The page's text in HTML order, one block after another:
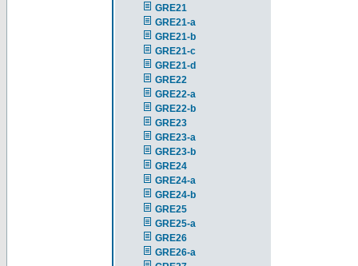
GRE21
GRE21-a
GRE21-b
GRE21-c
GRE21-d
GRE22
GRE22-a
GRE22-b
GRE23
GRE23-a
GRE23-b
GRE24
GRE24-a
GRE24-b
GRE25
GRE25-a
GRE26
GRE26-a